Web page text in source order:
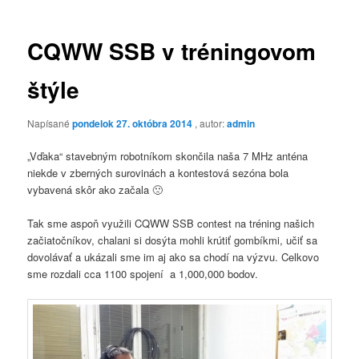
CQWW SSB v tréningovom
štýle
Napísanépondelok 27. októbra 2014 , autor:admin
„Vďaka“ stavebným robotníkom skončila naša 7 MHz anténa
niekde v zberných surovinách a kontestová sezóna bola
vybavená skôr ako začala 🙁
Tak sme aspoň využili CQWW SSB contest na tréning našich
začiatočníkov, chalani si dosýta mohli krútiť gombíkmi, učiť sa
dovolávať a ukázali sme im aj ako sa chodí na výzvu. Celkovo
sme rozdali cca 1100 spojení a 1,000,000 bodov.